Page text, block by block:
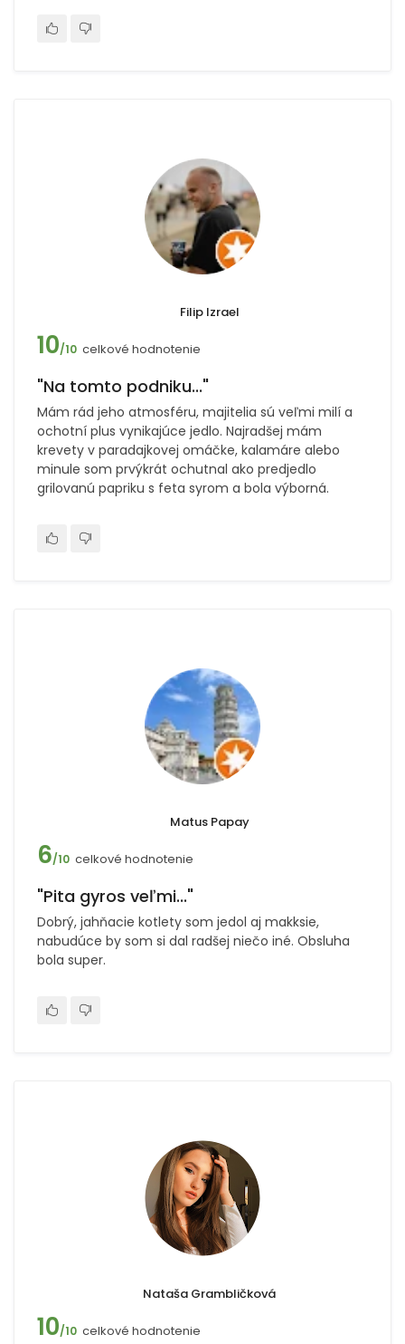
Filip Izrael
10/10 celkové hodnotenie
"Na tomto podniku..."
Mám rád jeho atmosféru, majitelia sú veľmi milí a
ochotní plus vynikajúce jedlo. Najradšej mám
krevety v paradajkovej omáčke, kalamáre alebo
minule som prvýkrát ochutnal ako predjedlo
grilovanú papriku s feta syrom a bola výborná.
Matus Papay
6/10 celkové hodnotenie
"Pita gyros veľmi..."
Dobrý, jahňacie kotlety som jedol aj makksie,
nabudúce by som si dal radšej niečo iné. Obsluha
bola super.
Nataša Grambličková
10/10 celkové hodnotenie